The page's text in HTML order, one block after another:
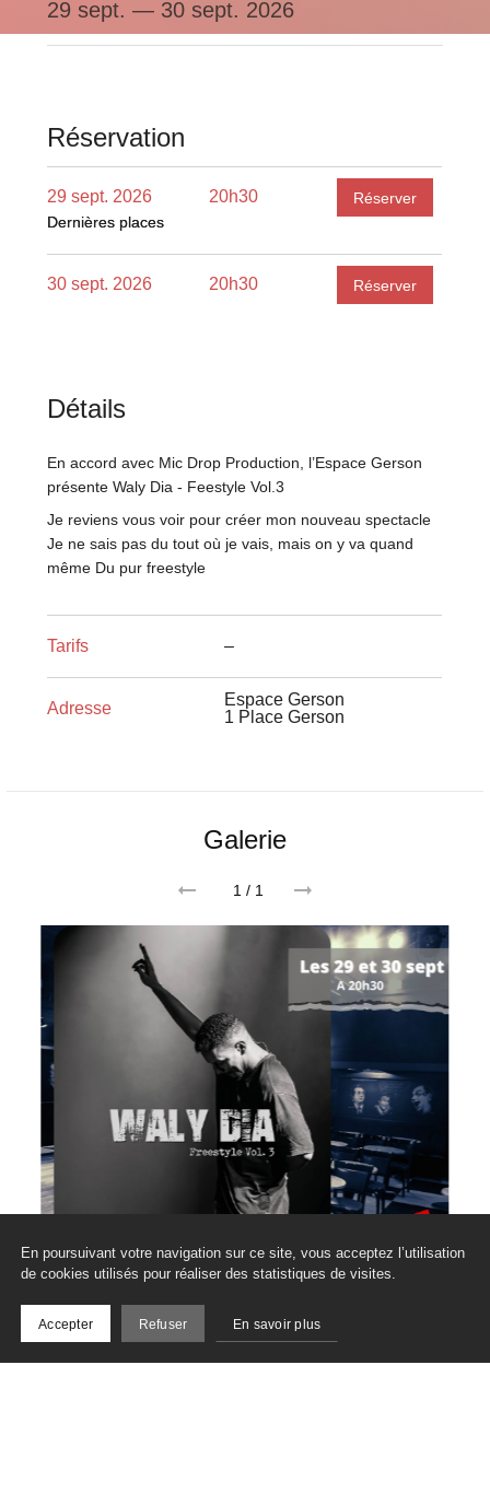
En poursuivant votre navigation sur ce site, vous acceptez l’utilisation
de cookies utilisés pour réaliser des statistiques de visites.
Accepter Refuser En savoir plus
29 sept. — 30 sept. 2026
Réservation
29 sept. 2026 20h30
Dernières places
Réserver
30 sept. 2026 20h30
Dernières places
Réserver
Détails
En accord avec Mic Drop Production, l’Espace Gerson
présente Waly Dia - Feestyle Vol.3
Je reviens vous voir pour créer mon nouveau spectacle
Je ne sais pas du tout où je vais, mais on y va quand
même Du pur freestyle
Tarifs –
Adresse
Espace Gerson
1 Place Gerson
Galerie
1 / 1